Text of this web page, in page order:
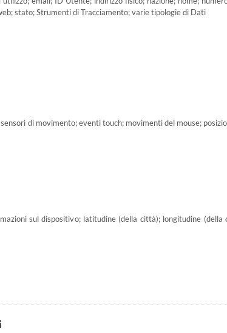
stato; Strumenti di Tracciamento; varie tipologie di Dati
di movimento; eventi touch; movimenti del mouse;
sul dispositivo; latitudine (della città); longitudine